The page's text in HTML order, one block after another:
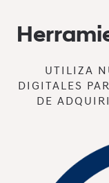
UTILIZA
DIGITALES
DE